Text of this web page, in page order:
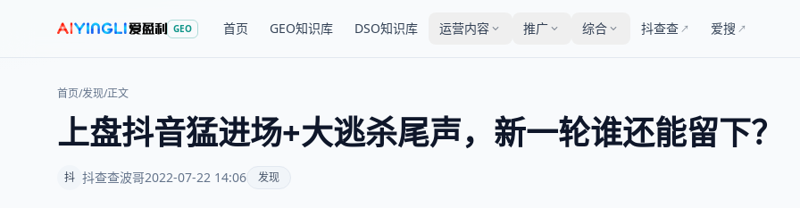
GEO 首页 GEO知识库 DSO知识库 运营内容 推广 综合 抖查查 ↗ 爱搜 ↗
首页/发现/正文
上盘抖音猛进场+大逃杀尾声，新一轮谁还能留下？
抖 抖查查波哥2022-07-22 14:06 发现